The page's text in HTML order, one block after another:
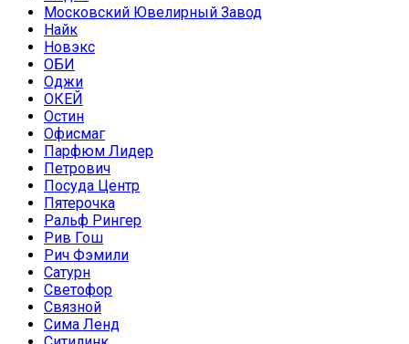
Московский Ювелирный Завод
Найк
Новэкс
ОБИ
Оджи
ОКЕЙ
Остин
Офисмаг
Парфюм Лидер
Петрович
Посуда Центр
Пятерочка
Ральф Рингер
Рив Гош
Рич Фэмили
Сатурн
Светофор
Связной
Сима Ленд